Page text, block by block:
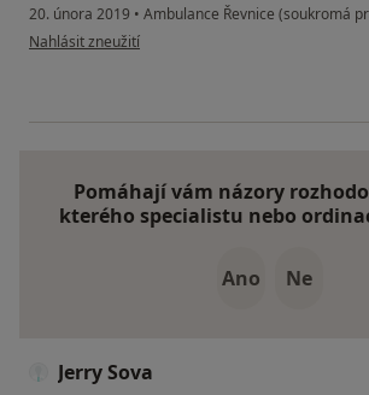
20. února 2019 • Ambulance Řevnice (soukromá
podle názoru uživatele Váš účet byl odstraněn
Nahlásit zneužití
Pomáhají vám názory
kterého specialistu nebo
Ano Ne
Jerry Sova